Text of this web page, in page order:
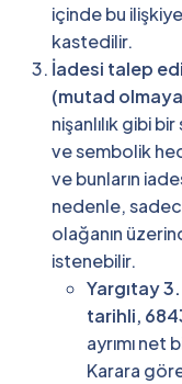
içinde bu
kastedilir.
İadesi talep
(mutad
nişanlılık gibi
ve sembolik
ve bunların
nedenle,
olağanın
istenebilir.
Yargıtay
tarihli,
ayrımı
Karara